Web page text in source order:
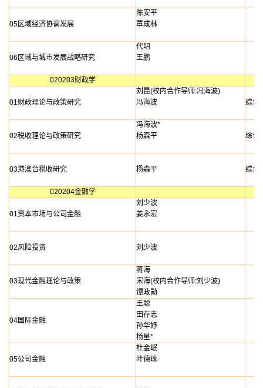
05区域经济协调发展
陈安平
覃成林
06区域与城市发展战略研究
代明
王鹏
020203财政学
01财政理论与政策研究
刘昆(校内合作导师:冯海波)
综合
冯海波
02税收理论与政策研究
冯海波*
综合
杨森平
03港澳台税收研究 杨森平 综合
020204金融学
01资本市场与公司金融
刘少波
姜永宏
02风险投资 刘少波
03现代金融理论与政策
蒋海
宋海(校内合作导师:刘少波)
谭政勋
04国际金融
王聪
田存志
孙华妤
杨星*
05公司金融
杜金岷
叶德珠